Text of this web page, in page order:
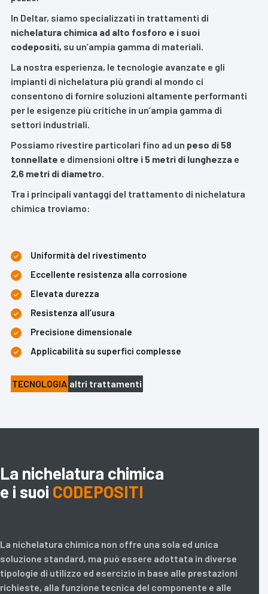
In Deltar, siamo specializzati in trattamenti di
nichelatura chimica ad alto fosforo e i suoi
codepositi, su un’ampia gamma di materiali.
La nostra esperienza, le tecnologie avanzate e gli
impianti di nichelatura più grandi al mondo ci
consentono di fornire soluzioni altamente performanti
per le esigenze più critiche in un’ampia gamma di
settori industriali.
Possiamo rivestire particolari fino ad un peso di 58
tonnellate e dimensioni oltre i 5 metri di lunghezzae
2,6 metri di diametro.
Tra i principali vantaggi del trattamento di nichelatura
chimica troviamo:
Uniformità del rivestimento
Eccellente resistenza alla corrosione
Elevata durezza
Resistenza all’usura
Precisione dimensionale
Applicabilità su superfici complesse
TECNOLOGIA altri trattamenti
La nichelatura chimica
e i suoi CODEPOSITI
La nichelatura chimica non offre una sola ed unica
soluzione standard, ma può essere adottata in diverse
tipologie di utilizzo ed esercizio in base alle prestazioni
richieste, alla funzione tecnica del componente e alle